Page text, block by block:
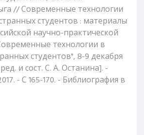
// Современные технологии
студентов : материалы
научно-практической
технологии в
студентов", 8-9 декабря
и сост. С. А. Останина]. -
- С 165-170. - Библиография в